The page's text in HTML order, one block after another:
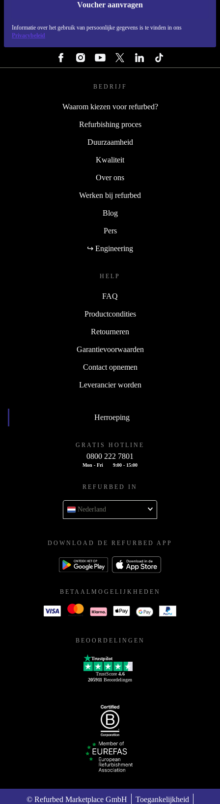
Voucher aanvragen
Informatie over het gebruik van persoonlijke gegevens is te vinden in ons
Privacybeleid
BEDRIJF
Waarom kiezen voor refurbed?
Refurbishing proces
Duurzaamheid
Kwaliteit
Over ons
Werken bij refurbed
Blog
Pers
↪ Engineering
HELP
FAQ
Productcondities
Retourneren
Garantievoorwaarden
Contact opnemen
Leverancier worden
Herroeping
GRATIS HOTLINE
0800 222 7801
Mon - Fri 9:00 - 15:00
REFURBED IN
Nederland
DOWNLOAD DE REFURBED APP
BETAALMOGELIJKHEDEN
BEOORDELINGEN
Trustpilot
TrustScore 4.6
205911 Beoordelingen
© Refurbed Marketplace GmbH Toegankelijkheid